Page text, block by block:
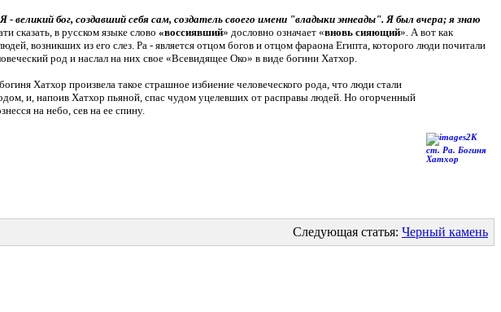
великий бог, создавший себя сам, создатель своего имени "владыки эннеады". Я был вчера; я знаю
сказать, в русском языке слово «воссиявший» дословно означает «вновь сияющий». А вот как
возникших из его слез. Ра - является отцом богов и отцом фараона Египта, которого люди почитали
род и наслал на них свое «Всевидящее Око» в виде богини Хатхор.
К
ст. Ра. Богиня
Хатхор
Хатхор произвела такое страшное избиение человеческого рода, что люди стали
и, напоив Хатхор пьяной, спас чудом уцелевших от расправы людей. Но огорченный
на небо, сев на ее спину.
Следующая статья: Черный камень